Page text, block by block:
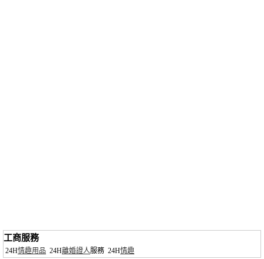
工商服務
24H情趣用品 24H離婚證人服務 24H情趣